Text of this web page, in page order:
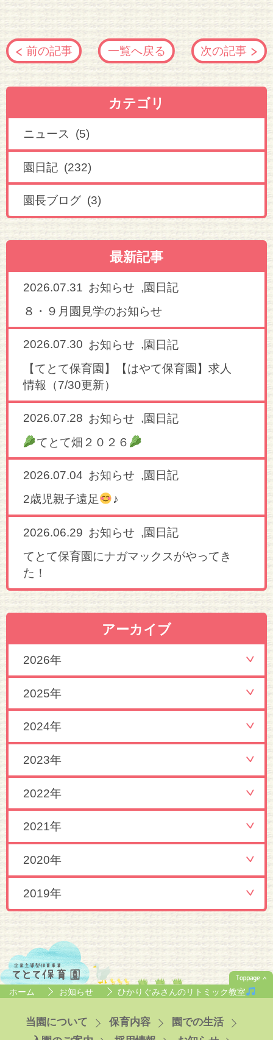
前の記事 一覧へ戻る 次の記事
カテゴリ
ニュース (5)
園日記 (232)
園長ブログ (3)
最新記事
2026.07.31 お知らせ ,園日記
８・９月園見学のお知らせ
2026.07.30 お知らせ ,園日記
【てとて保育園】【はやて保育園】求人
情報（7/30更新）
2026.07.28 お知らせ ,園日記
てとて畑２０２６
2026.07.04 お知らせ ,園日記
2歳児親子遠足
♪
2026.06.29 お知らせ ,園日記
てとて保育園にナガマックスがやってき
た！
アーカイブ
2026年
2025年
2024年
2023年
2022年
2021年
2020年
2019年
ホーム お知らせ ひかりぐみさんのリトミック教室
当園について 保育内容
園での生活